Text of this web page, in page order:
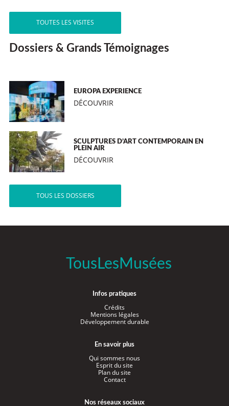
TOUTES LES VISITES
Dossiers & Grands Témoignages
EUROPA EXPERIENCE
DÉCOUVRIR
SCULPTURES D’ART CONTEMPORAIN EN
PLEIN AIR
DÉCOUVRIR
TOUS LES DOSSIERS
TousLesMusées
Infos pratiques
Crédits
Mentions légales
Développement durable
En savoir plus
Qui sommes nous
Esprit du site
Plan du site
Contact
Nos réseaux sociaux